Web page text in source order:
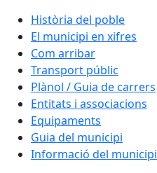
Història del poble
El municipi en xifres
Com arribar
Transport públic
Plànol / Guia de carrers
Entitats i associacions
Equipaments
Guia del municipi
Informació del municipi